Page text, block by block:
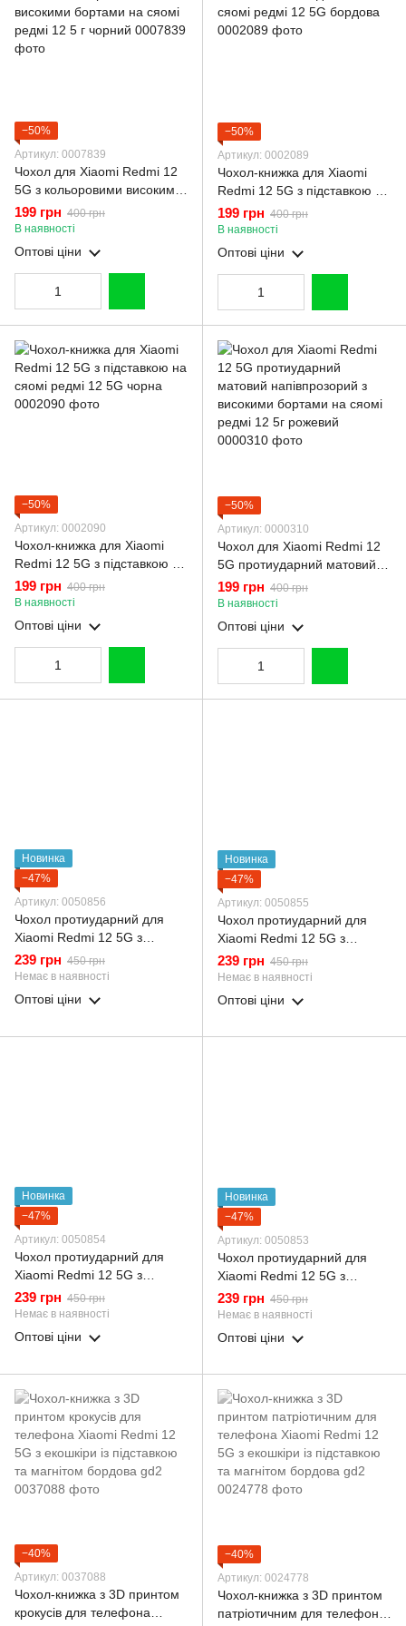
−50%
Артикул: 0007839
Чохол для Xiaomi Redmi 12
5G з кольоровими високими
бортами на сяомі редмі 12 5
г чорний
199 грн 400 грн
В наявності
Оптові ціни
−50%
Артикул: 0002089
Чохол-книжка для Xiaomi
Redmi 12 5G з підставкою на
сяомі редмі 12 5G бордова
199 грн 400 грн
В наявності
Оптові ціни
−50%
Артикул: 0002090
Чохол-книжка для Xiaomi
Redmi 12 5G з підставкою на
сяомі редмі 12 5G чорна
199 грн 400 грн
В наявності
Оптові ціни
−50%
Артикул: 0000310
Чохол для Xiaomi Redmi 12
5G протиударний матовий
напівпрозорий з високими
бортами на сяомі редмі 12
5г рожевий
199 грн 400 грн
В наявності
Оптові ціни
Новинка
−47%
Артикул: 0050856
Чохол протиударний для
Xiaomi Redmi 12 5G з
магнітною пластиною зі
шторкою на камері чорний
239 грн 450 грн
Немає в наявності
Оптові ціни
Новинка
−47%
Артикул: 0050855
Чохол протиударний для
Xiaomi Redmi 12 5G з
магнітною пластиною зі
шторкою на камері синій
239 грн 450 грн
Немає в наявності
Оптові ціни
Новинка
−47%
Артикул: 0050854
Чохол протиударний для
Xiaomi Redmi 12 5G з
магнітною пластиною зі
шторкою на камері червоний
239 грн 450 грн
Немає в наявності
Оптові ціни
Новинка
−47%
Артикул: 0050853
Чохол протиударний для
Xiaomi Redmi 12 5G з
магнітною пластиною зі
шторкою на камері зелений
239 грн 450 грн
Немає в наявності
Оптові ціни
−40%
Артикул: 0037088
Чохол-книжка з 3D принтом
крокусів для телефона
−40%
Артикул: 0024778
Чохол-книжка з 3D принтом
патріотичним для телефона